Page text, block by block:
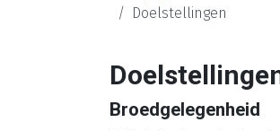
Doelstellingen
Broedgelegenheid